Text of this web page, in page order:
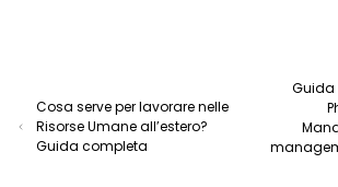
Cosa serve per lavorare nelle
Risorse Umane all’estero?
Guida completa
Guida